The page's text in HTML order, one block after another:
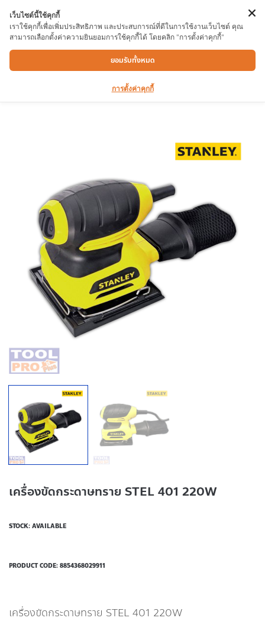
เครื่องขัดกระดาษทราย STEL 401 220W
เครื่องขัดกระดาษทราย STEL 401 220W
STOCK: AVAILABLE
PRODUCT CODE: 8854368029911
เครื่องขัดกระดาษทราย STEL 401 220W
เว็บไซต์นี้ใช้คุกกี้
เราใช้คุกกี้เพื่อเพิ่มประสิทธิภาพ และประสบการณ์ที่ดีในการใช้งานเว็บไซต์ คุณ
สามารถเลือกตั้งค่าความยินยอมการใช้คุกกี้ได้ โดยคลิก "การตั้งค่าคุกกี้"
ยอมรับทั้งหมด
การตั้งค่าคุกกี้